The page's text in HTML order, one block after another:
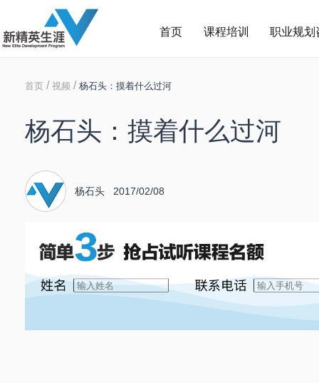
首页 课程培训 职业规划
首页/ 视频 / 杨石头：摸着什么过河
杨石头：摸着什么过河
杨石头 2017/02/08